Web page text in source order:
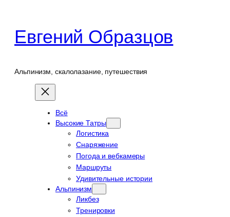
содержимому
Евгений Образцов
Альпинизм, скалолазание, путешествия
Всё
Высокие Татры
Логистика
Снаряжение
Погода и вебкамеры
Маршруты
Удивительные истории
Альпинизм
Ликбез
Тренировки